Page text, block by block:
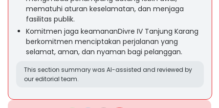
mematuhi aturan keselamatan, dan menjaga
fasilitas publik.
Komitmen jaga keamananDivre IV Tanjung Karang
berkomitmen menciptakan perjalanan yang
selamat, aman, dan nyaman bagi pelanggan.
This section summary was AI-assisted and reviewed by
our editorial team.